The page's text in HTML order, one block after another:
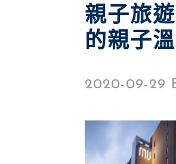
親子旅
的親子
2020-09-29